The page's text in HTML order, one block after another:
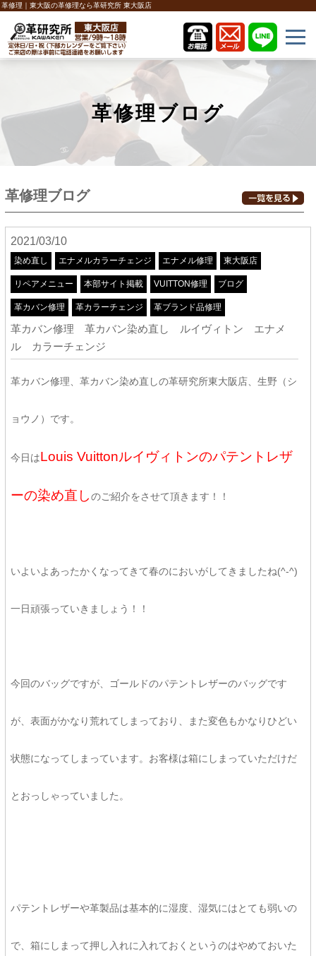
革修理｜東大阪の革修理なら革研究所 東大阪店
革修理ブログ
革修理ブログ
2021/03/10
染め直し エナメルカラーチェンジ エナメル修理 東大阪店
リペアメニュー 本部サイト掲載 VUITTON修理 ブログ
革カバン修理 革カラーチェンジ 革ブランド品修理
革カバン修理 革カバン染め直し ルイヴィトン エナメ
ル カラーチェンジ
革カバン修理、革カバン染め直しの革研究所東大阪店、生野（シ
ョウノ）です。
今日はLouis Vuittonルイヴィトンのパテントレザ
ーの染め直しのご紹介をさせて頂きます！！
いよいよあったかくなってきて春のにおいがしてきましたね(^-^)
一日頑張っていきましょう！！
今回のバッグですが、ゴールドのパテントレザーのバッグです
が、表面がかなり荒れてしまっており、また変色もかなりひどい
状態になってしまっています。お客様は箱にしまっていただけだ
とおっしゃっていました。
パテントレザーや革製品は基本的に湿度、湿気にはとても弱いの
で、箱にしまって押し入れに入れておくというのはやめておいた